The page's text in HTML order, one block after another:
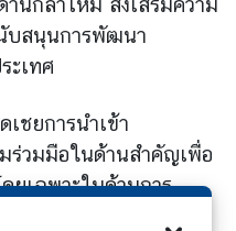
บสนุนการพัฒนา
ะเทศ
ชยการนำเข้า
ร่วมมือในด้านสำคัญเพื่อ
ยเฉพาะในด้านการ
ดเทคโนโลยี การส่ง